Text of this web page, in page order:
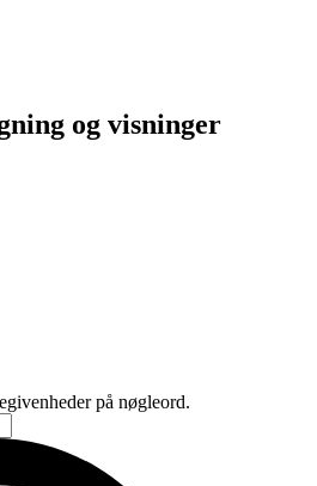
og visninger
på nøgleord.